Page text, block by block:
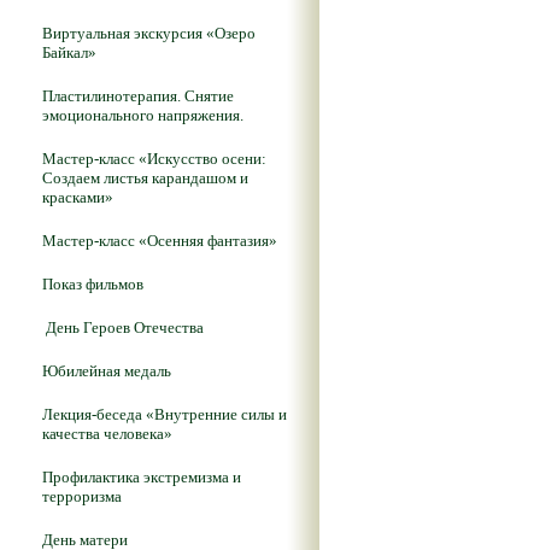
Виртуальная экскурсия «Озеро
Байкал»
Пластилинотерапия. Снятие
эмоционального напряжения.
Мастер-класс «Искусство осени:
Создаем листья карандашом и
красками»
Мастер-класс «Осенняя фантазия»
Показ фильмов
День Героев Отечества
Юбилейная медаль
Лекция-беседа «Внутренние силы и
качества человека»
Профилактика экстремизма и
терроризма
День матери